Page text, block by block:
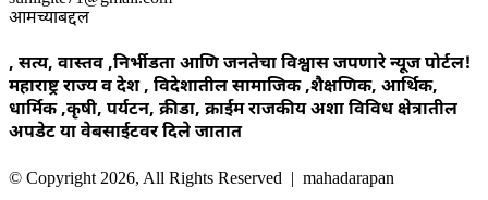
आमच्याबद्दल
, सत्य, वास्तव ,निर्भीडता आणि जनतेचा विश्वास जपणारे न्यूज पोर्टल!
महाराष्ट्र राज्य व देश , विदेशातील सामाजिक ,शैक्षणिक, आर्थिक,
धार्मिक ,कृषी, पर्यटन, क्रीडा, क्राईम राजकीय अशा विविध क्षेत्रातील
अपडेट या वेबसाईटवर दिले जातात
© Copyright 2026, All Rights Reserved | mahadarapan